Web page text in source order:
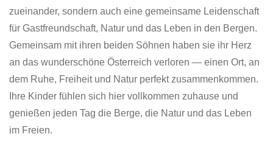
zueinander, sondern auch eine gemeinsame Leidenschaft
für Gastfreundschaft, Natur und das Leben in den Bergen.
Gemeinsam mit ihren beiden Söhnen haben sie ihr Herz
an das wunderschöne Österreich verloren — einen Ort, an
dem Ruhe, Freiheit und Natur perfekt zusammenkommen.
Ihre Kinder fühlen sich hier vollkommen zuhause und
genießen jeden Tag die Berge, die Natur und das Leben
im Freien.